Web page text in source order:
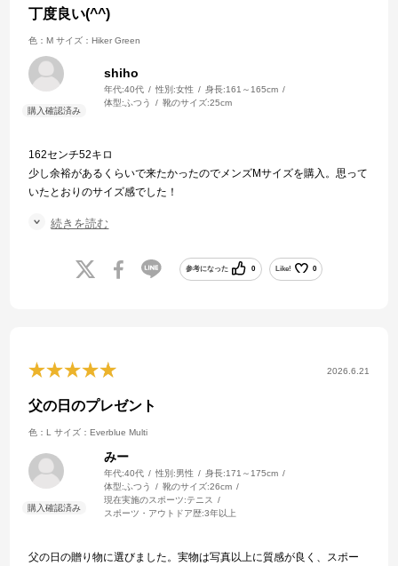
丁度良い(^^)
色：M サイズ：Hiker Green
shiho
年代:40代 性別:女性 身長:161～165cm
体型: ふつう 靴のサイズ:25cm
162センチ52キロ
少し余裕があるくらいで来たかったのでメンズMサイズを購入。思って
いたとおりのサイズ感でした！
まで4.日程でした。
続きを読む
参考になった 0 Like! 0
2026.6.21
父の日のプレゼント
色：L サイズ：Everblue Multi
みー
年代:40代 性別:男性 身長:171～175cm
体型:ふつう 靴のサイズ:26cm
現在実施のスポーツ:テニス
スポーツ・アウトドア歴:3年以上
父の日の贈り物に選びました。実物は写真以上に質感が良く、スポー